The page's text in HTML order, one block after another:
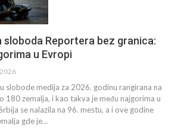
sloboda Reportera bez granica:
u Evropi
slobode medija za 2026. godinu rangirana na
180 zemalja, i kao takva je među najgorima u
se nalazila na 96. mestu, a i ove godine
gde je…